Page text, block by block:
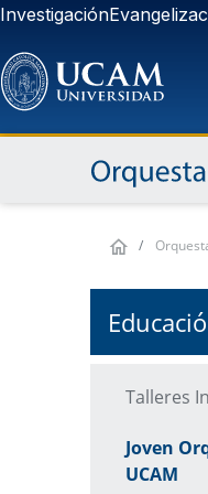
Pasar al contenido
Investigación
Talleres
Joven
UCAM